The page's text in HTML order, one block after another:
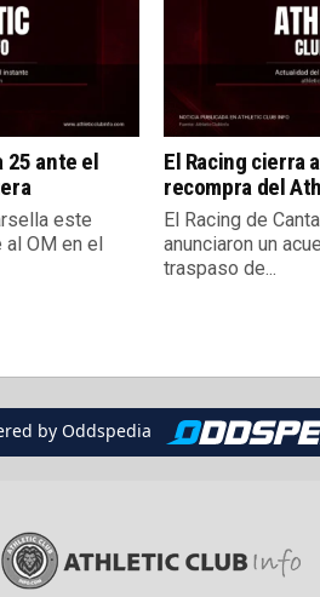
25 ante el
este
al OM en el
El Racing cierra
recompra del
El Racing de
anunciaron un
traspaso de...
by Oddspedia